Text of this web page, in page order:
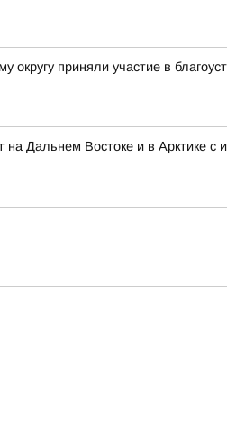
приняли участие в
Дальнем Востоке и в Арктике с